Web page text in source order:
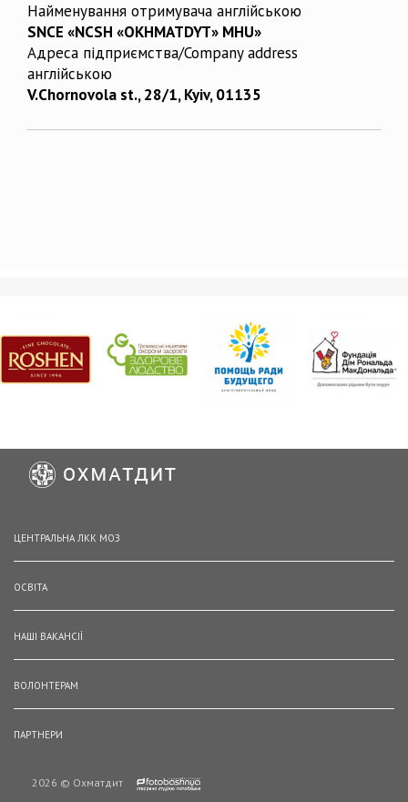
Найменування отримувача англійською
SNCE «NCSH «OKHMATDYT» MHU»
Адреса підприємства/Company address
англійською
V.Chornovola st., 28/1, Kyiv, 01135
ЦЕНТРАЛЬНА ЛКК МОЗ
ОСВІТА
НАШІ ВАКАНСІЇ
ВОЛОНТЕРАМ
ПАРТНЕРИ
2026 © Охматдит